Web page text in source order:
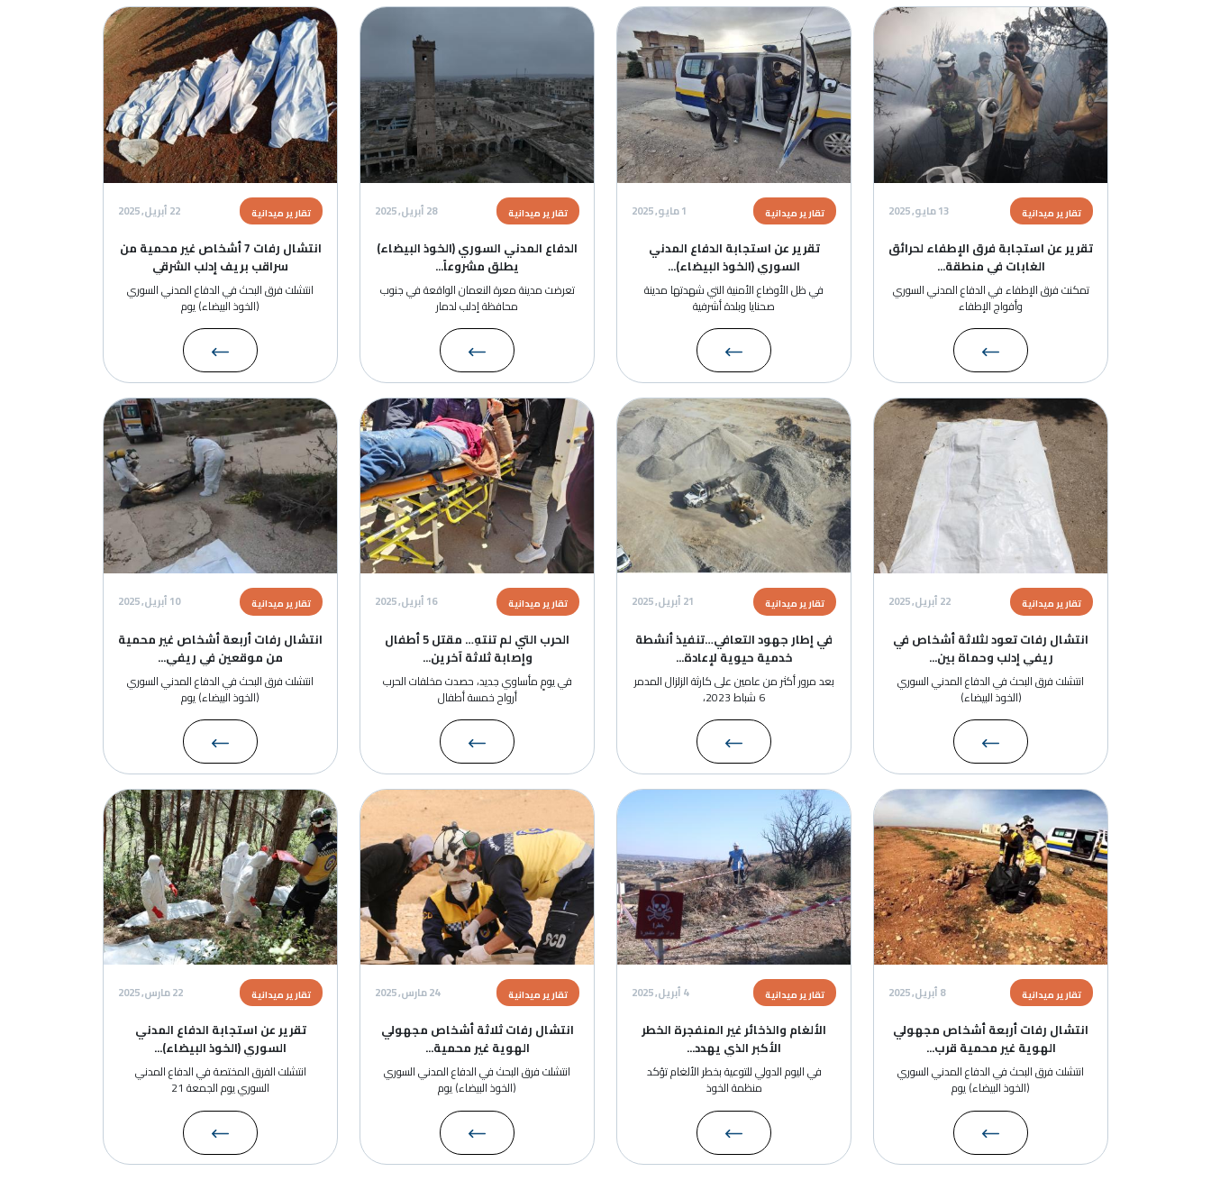
13 مايو, 2025
تقرير عن استجابة فرق الإطفاء لحرائق
الغابات في منطقة...
تمكنت فرق الإطفاء في الدفاع المدني السوري
الصورة
تقارير ميدانية 1 مايو, 2025
تقرير عن استجابة الدفاع المدني
السوري (الخوذ البيضاء)...
في ظل الأوضاع الأمنية التي شهدتها مدينة
الصورة
تقارير ميدانية 28 أبريل, 2025
الدفاع المدني السوري (الخوذ البيضاء)
تعرضت مدينة معرة النعمان الواقعة في جنوب
تقارير ميدانية 22 أبريل, 2025
انتشال رفات 7 أشخاص غير محمية من
سراقب بريف إدلب الشرقي
انتشلت فرق البحث في الدفاع المدني السوري
22 أبريل, 2025
انتشال رفات تعود لثلاثة أشخاص في
ريفي إدلب وحماة بين...
انتشلت فرق البحث في الدفاع المدني السوري
الصورة
تقارير ميدانية 21 أبريل, 2025
في إطار جهود التعافي…تنفيذ أنشطة
خدمية حيوية لإعادة...
بعد مرور أكثر من عامين على كارثة الزلزال المدمر
الصورة
تقارير ميدانية 16 أبريل, 2025
الحرب التي لم تنتهِ… مقتل 5 أطفال
وإصابة ثلاثة آخرين...
في يومٍ مأساوي جديد، حصدت مخلفات الحرب
أرواح خمسة أطفال
الصورة
تقارير ميدانية 10 أبريل, 2025
انتشال رفات أربعة أشخاص غير محمية
من موقعين في ريفي...
انتشلت فرق البحث في الدفاع المدني السوري
8 أبريل, 2025
انتشال رفات أربعة أشخاص مجهولي
الهوية غير محمية قرب...
انتشلت فرق البحث في الدفاع المدني السوري
الصورة
تقارير ميدانية 4 أبريل, 2025
الألغام والذخائر غير المنفجرة الخطر
في اليوم الدولي للتوعية بخطر الألغام تؤكد
تقارير ميدانية 24 مارس, 2025
انتشال رفات ثلاثة أشخاص مجهولي
الهوية غير محمية...
انتشلت فرق البحث في الدفاع المدني السوري
الصورة
تقارير ميدانية 22 مارس, 2025
تقرير عن استجابة الدفاع المدني
السوري (الخوذ البيضاء)...
انتشلت الفرق المختصة في الدفاع المدني